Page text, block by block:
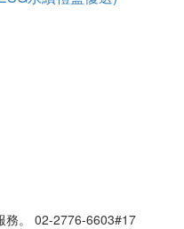
務。 02-2776-6603#17